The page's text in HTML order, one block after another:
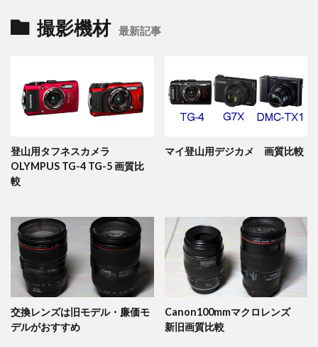
撮影機材 最新記事
登山用タフネスカメラ
OLYMPUS TG-4 TG-5 画質比
較
マイ登山用デジカメ 画質比較
交換レンズは旧モデル・廉価モ
デルがおすすめ
Canon100mmマクロレンズ
新旧画質比較